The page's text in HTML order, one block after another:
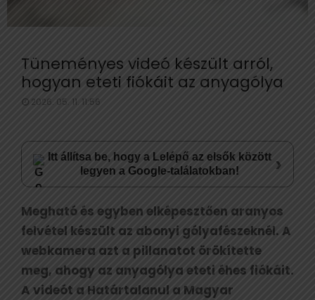
Tüneményes videó készült arról,
hogyan eteti fiókáit az anyagólya
2026. 05. 11. 11:56
Itt állítsa be, hogy a Lelépő az elsők között
legyen a Google-találatokban!
›
Megható és egyben elképesztően aranyos
felvétel készült az abonyi gólyafészeknél. A
webkamera azt a pillanatot örökítette
meg, ahogy az anyagólya eteti éhes fiókáit.
A videót a Határtalanul a Magyar